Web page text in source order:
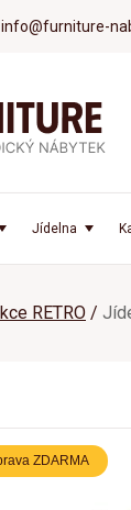
info@furniture-
Jídelna
RETRO
ZDARMA